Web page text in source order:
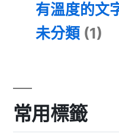
有溫度的文
未分類 (1)
常用標籤